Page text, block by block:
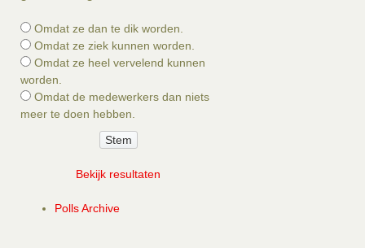
Omdat ze dan te dik worden.
Omdat ze ziek kunnen worden.
Omdat ze heel vervelend kunnen
worden.
Omdat de medewerkers dan niets
meer te doen hebben.
Bekijk resultaten
Polls Archive